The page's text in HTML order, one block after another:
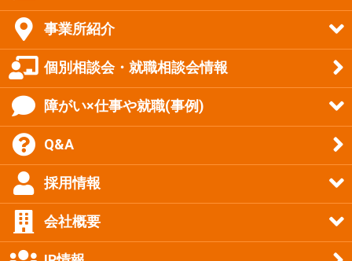
事業所紹介
個別相談会・就職相談会情報
障がい×仕事や就職(事例)
Q&A
採用情報
会社概要